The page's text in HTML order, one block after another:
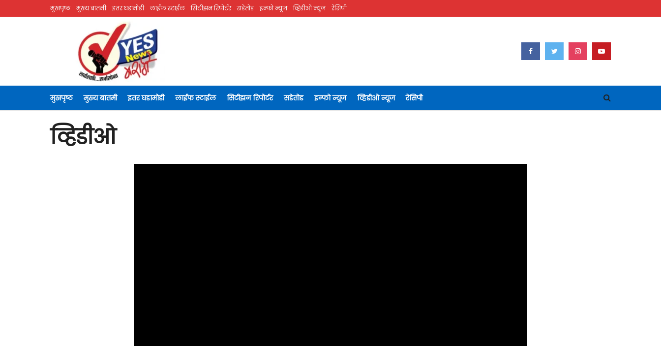
मुखपृष्ठ मुख्य बातमी इतर घडामोडी लाईफ स्टाईल सिटीझन रिपोर्टर सडेतोड इन्फो न्यूज व्हिडीओ न्यूज रेसिपी
मुखपृष्ठ मुख्य बातमी इतर घडामोडी लाईफ स्टाईल सिटीझन रिपोर्टर सडेतोड इन्फो न्यूज व्हिडीओ न्यूज रेसिपी
व्हिडीओ